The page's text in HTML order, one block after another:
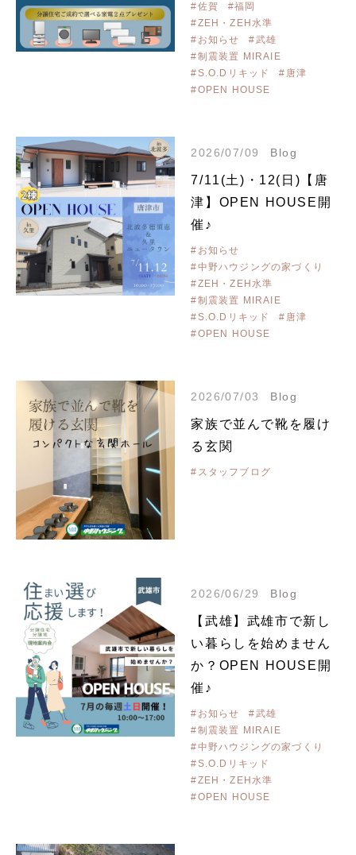
#佐賀
#福岡
#ZEH・ZEH水準
#お知らせ
#武雄
#制震装置 MIRAIE
#S.O.Dリキッド
#唐津
#OPEN HOUSE
2026/07/09 Blog
7/11(土)・12(日)【唐
津】OPEN HOUSE開
催♪
#お知らせ
#中野ハウジングの家づくり
#ZEH・ZEH水準
#制震装置 MIRAIE
#S.O.Dリキッド
#唐津
#OPEN HOUSE
2026/07/03 Blog
家族で並んで靴を履け
る玄関
#スタッフブログ
2026/06/29 Blog
【武雄】武雄市で新し
い暮らしを始めません
か？OPEN HOUSE開
催♪
#お知らせ
#武雄
#制震装置 MIRAIE
#中野ハウジングの家づくり
#S.O.Dリキッド
#ZEH・ZEH水準
#OPEN HOUSE